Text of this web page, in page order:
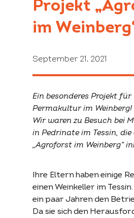
Projekt
im
September 21, 2021
Ein besonderes Projekt für
Permakultur im Weinberg!
Wir waren zu Besuch bei
in Pedrinate im Tessin,
„Agroforst im Weinberg“
Ihre Eltern haben einige
einen Weinkeller im
ein paar Jahren den
Da sie sich den